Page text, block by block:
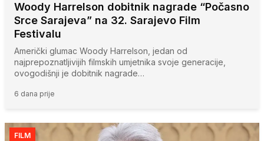
Woody Harrelson dobitnik nagrade “Počasno
Srce Sarajeva” na 32. Sarajevo Film
Festivalu
Američki glumac Woody Harrelson, jedan od
najprepoznatljivijih filmskih umjetnika svoje generacije,
ovogodišnji je dobitnik nagrade…
6 dana prije
FILM